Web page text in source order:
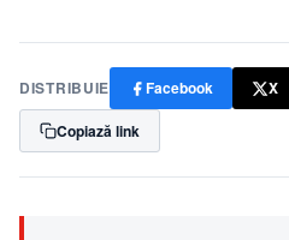
DISTRIBUIE Facebook X
Copiază link